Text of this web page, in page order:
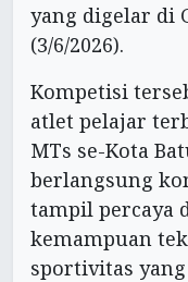
yang digelar di
(3/6/2026).
Kompetisi
atlet pelajar
MTs se-Kota
berlangsung
tampil percaya
kemampuan
sportivitas